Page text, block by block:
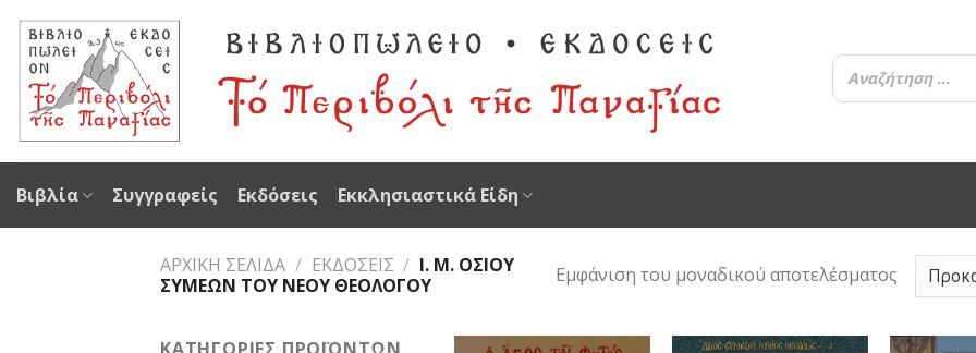
content
Βιβλία Συγγραφείς Εκδόσεις Εκκλησιαστικά Είδη
ΑΡΧΙΚΉ ΣΕΛΊΔΑ / ΕΚΔΌΣΕΙΣ / Ι. Μ. ΟΣΊΟΥ
ΣΥΜΕΏΝ ΤΟΥ ΝΈΟΥ ΘΕΟΛΌΓΟΥ
Εμφάνιση του μοναδικού αποτελέσματος